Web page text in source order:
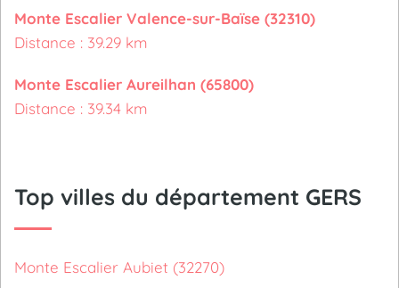
Monte Escalier Valence-sur-Baïse (32310)
Distance : 39.29 km
Monte Escalier Aureilhan (65800)
Distance : 39.34 km
Top villes du département GERS
Monte Escalier Aubiet (32270)